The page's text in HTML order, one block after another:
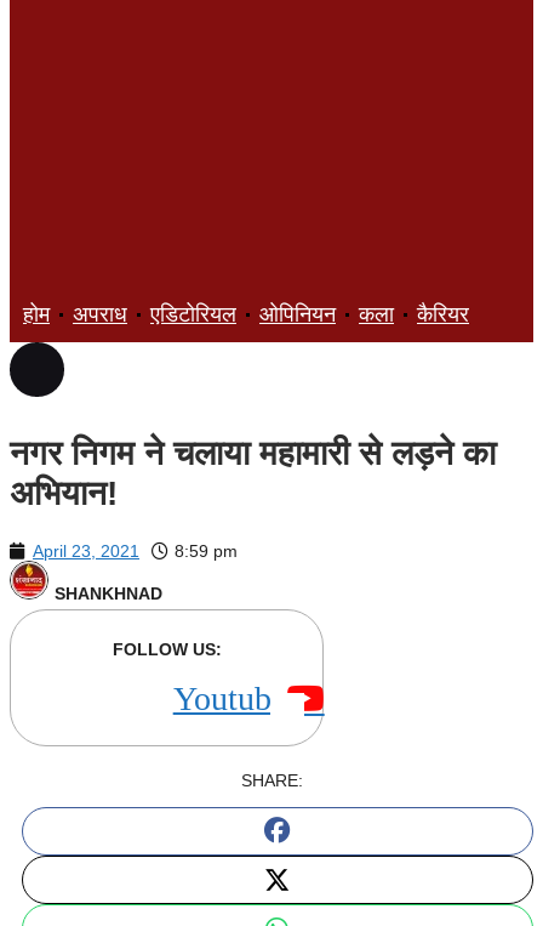
होम अपराध एडिटोरियल ओपिनियन कला कैरियर
नगर निगम ने चलाया महामारी से लड़ने का
अभियान!
April 23, 2021 8:59 pm
SHANKHNAD
FOLLOW US:
Youtube
SHARE: